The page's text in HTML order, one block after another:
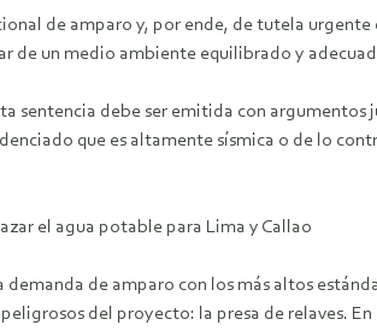
de amparo y, por ende, de tutela
de un medio ambiente equilibrado y
sentencia debe ser emitida con
que es altamente sísmica o de lo
el agua potable para Lima y Callao
de amparo con los más altos
del proyecto: la presa de relaves.